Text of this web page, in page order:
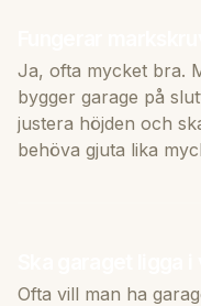
Ja, ofta mycket bra.
bygger garage på
justera höjden och
behöva gjuta lika
Ofta vill man ha